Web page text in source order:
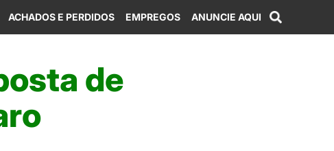
ACHADOS E PERDIDOS EMPREGOS ANUNCIE AQUI
de